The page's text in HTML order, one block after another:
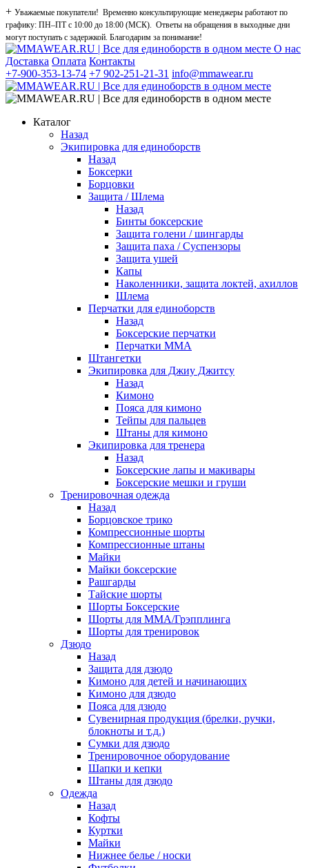
+ Уважаемые покупатели! Временно консультирующие менеджеры работают по
графику: ПН–ПТ с 10:00 до 18:00 (МСК). Ответы на обращения в выходные дни
могут поступать с задержкой. Благодарим за понимание!
О нас
Доставка Оплата Контакты
+7-900-353-13-74 +7 902-251-21-31 info@mmawear.ru
Каталог
Назад
Экипировка для единоборств
Назад
Боксерки
Борцовки
Защита / Шлема
Назад
Бинты боксерские
Защита голени / шингарды
Защита паха / Суспензоры
Защита ушей
Капы
Наколенники, защита локтей, ахиллов
Шлема
Перчатки для единоборств
Назад
Боксерские перчатки
Перчатки ММА
Штангетки
Экипировка для Джиу Джитсу
Назад
Кимоно
Пояса для кимоно
Тейпы для пальцев
Штаны для кимоно
Экипировка для тренера
Назад
Боксерские лапы и макивары
Боксерские мешки и груши
Тренировочная одежда
Назад
Борцовское трико
Компрессионные шорты
Компрессионные штаны
Майки
Майки боксерские
Рашгарды
Тайские шорты
Шорты Боксерские
Шорты для ММА/Грэпплинга
Шорты для тренировок
Дзюдо
Назад
Защита для дзюдо
Кимоно для детей и начинающих
Кимоно для дзюдо
Пояса для дзюдо
Сувенирная продукция (брелки, ручки,
блокноты и т.д.)
Сумки для дзюдо
Тренировочное оборудование
Шапки и кепки
Штаны для дзюдо
Одежда
Назад
Кофты
Куртки
Майки
Нижнее белье / носки